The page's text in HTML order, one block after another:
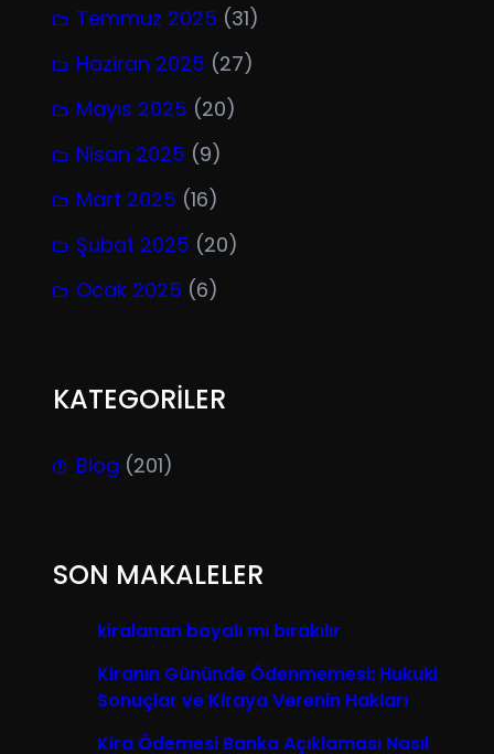
Temmuz 2025 (31)
Haziran 2025 (27)
Mayıs 2025 (20)
Nisan 2025 (9)
Mart 2025 (16)
Şubat 2025 (20)
Ocak 2025 (6)
KATEGORİLER
Blog (201)
SON MAKALELER
kiralanan boyalı mı bırakılır
Kiranın Gününde Ödenmemesi: Hukuki
Sonuçlar ve Kiraya Verenin Hakları
Kira Ödemesi Banka Açıklaması Nasıl